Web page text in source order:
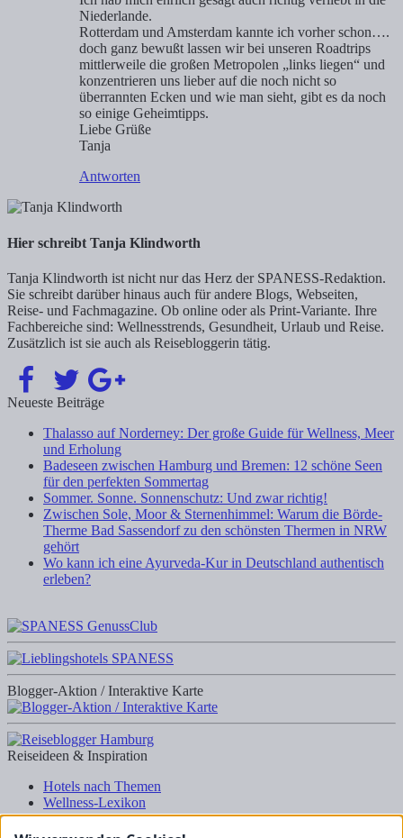
Niederlande.
Rotterdam und Amsterdam kannte ich vorher schon….
doch ganz bewußt lassen wir bei unseren Roadtrips
mittlerweile die großen Metropolen „links liegen“ und
konzentrieren uns lieber auf die noch nicht so
überrannten Ecken und wie man sieht, gibt es da noch
so einige Geheimtipps.
Liebe Grüße
Tanja
Antworten
Hier schreibt Tanja Klindworth
Tanja Klindworth ist nicht nur das Herz der SPANESS-Redaktion.
Sie schreibt darüber hinaus auch für andere Blogs, Webseiten,
Reise- und Fachmagazine. Ob online oder als Print-Variante. Ihre
Fachbereiche sind: Wellnesstrends, Gesundheit, Urlaub und Reise.
Zusätzlich ist sie auch als Reisebloggerin tätig.
Neueste Beiträge
Thalasso auf Norderney: Der große Guide für Wellness, Meer
und Erholung
Badeseen zwischen Hamburg und Bremen: 12 schöne Seen
für den perfekten Sommertag
Sommer. Sonne. Sonnenschutz: Und zwar richtig!
Zwischen Sole, Moor & Sternenhimmel: Warum die Börde-
Therme Bad Sassendorf zu den schönsten Thermen in NRW
gehört
Wo kann ich eine Ayurveda-Kur in Deutschland authentisch
erleben?
Blogger-Aktion / Interaktive Karte
Reiseideen & Inspiration
Hotels nach Themen
Wellness-Lexikon
Business-Lexikon
Urlaubsregionen in Deutschland